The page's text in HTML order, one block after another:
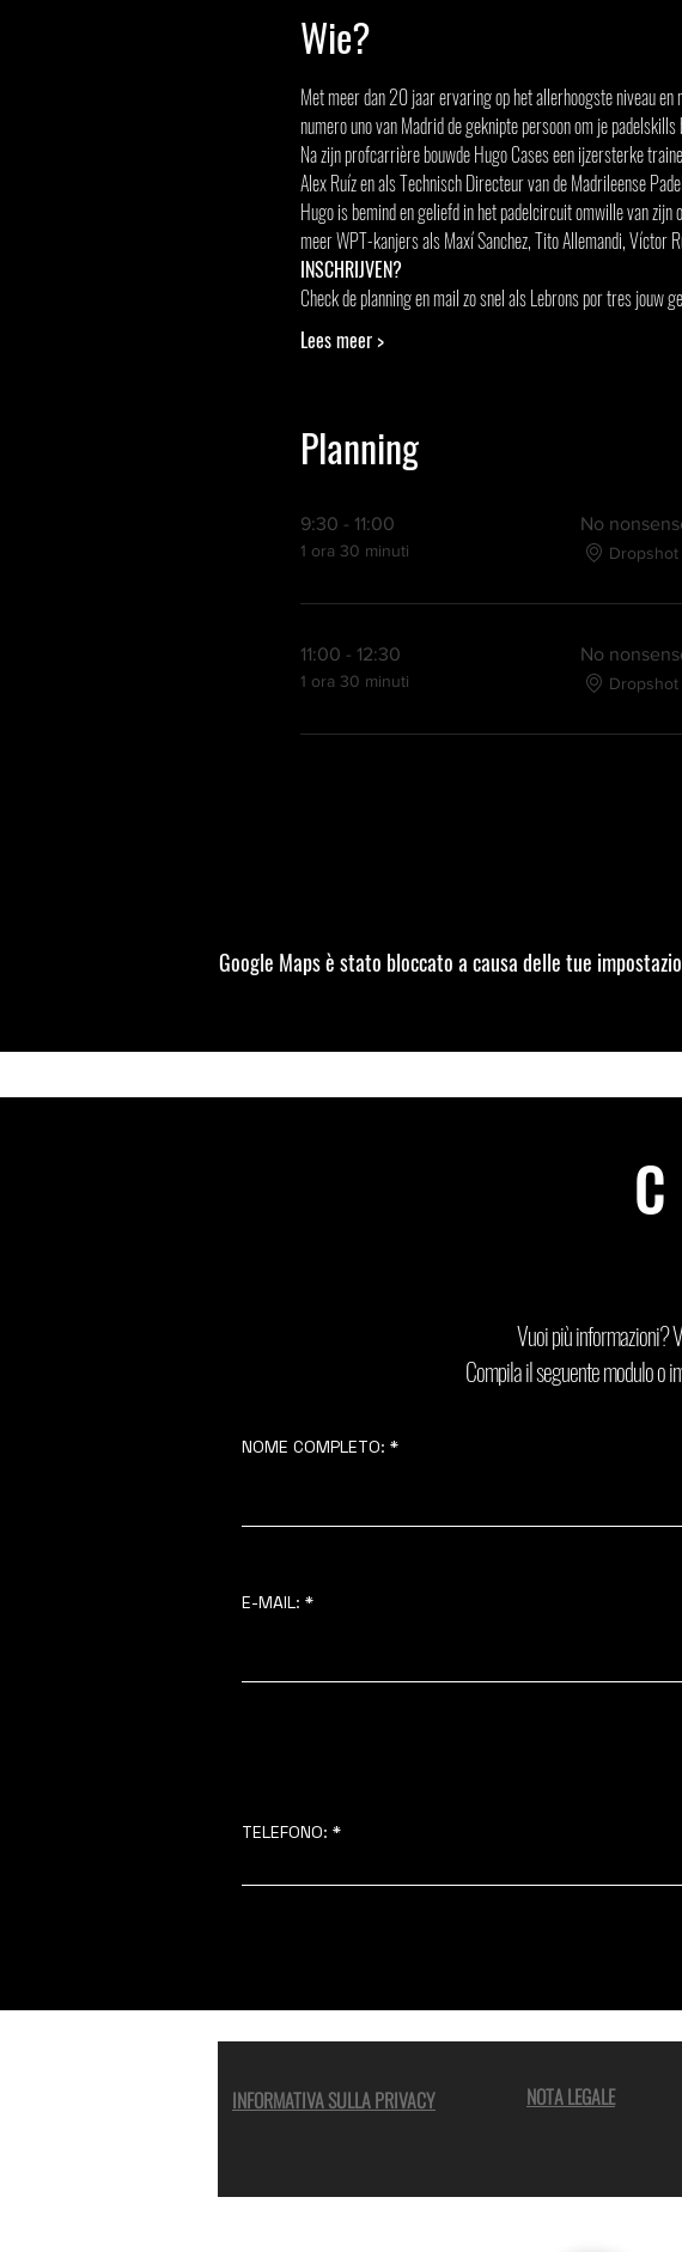
Wie?
Met meer dan 20 jaar ervaring op het allerhoogste niveau
numero uno van Madrid de geknipte persoon om je padelskills
Na zijn profcarrière bouwde Hugo Cases een ijzersterke
Alex Ruíz en als Technisch Directeur van de Madrileense
Hugo is bemind en geliefd in het padelcircuit omwille van
meer WPT-kanjers als Maxí Sanchez, Tito Allemandi, Víctor
INSCHRIJVEN?
Check de planning en mail zo snel als Lebrons por tres jouw
Lees meer >
Planning
9:30 - 11:00
1 ora 30 minuti
No
Dropshot
11:00 - 12:30
1 ora 30 minuti
No
Dropshot
Google Maps è stato bloccato a causa delle tue
Vuoi più informazioni?
Compila il seguente modulo o
NOME COMPLETO:
E-MAIL:
TELEFONO:
INFORMATIVA SULLA PRIVACY NOTA LEGALE